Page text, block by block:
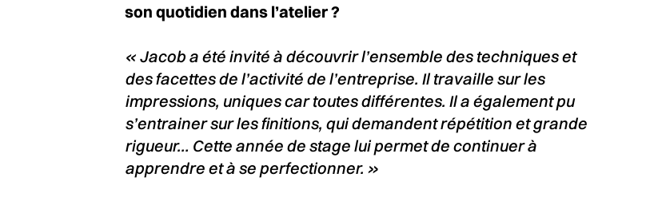
son quotidien dans l’atelier ?
« Jacob a été invité à découvrir l’ensemble des techniques et
des facettes de l’activité de l’entreprise. Il travaille sur les
impressions, uniques car toutes différentes. Il a également pu
s’entrainer sur les finitions, qui demandent répétition et grande
rigueur… Cette année de stage lui permet de continuer à
apprendre et à se perfectionner. »